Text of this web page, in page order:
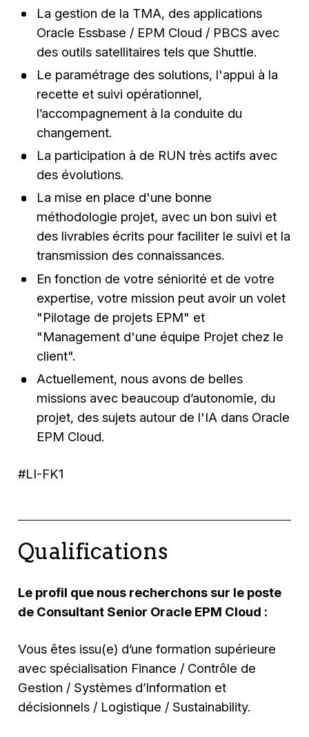
La gestion de la TMA, des applications
Oracle Essbase / EPM Cloud / PBCS avec
des outils satellitaires tels que Shuttle.
Le paramétrage des solutions, l'appui à la
recette et suivi opérationnel,
l’accompagnement à la conduite du
changement.
La participation à de RUN très actifs avec
des évolutions.
La mise en place d'une bonne
méthodologie projet, avec un bon suivi et
des livrables écrits pour faciliter le suivi et la
transmission des connaissances.
En fonction de votre séniorité et de votre
expertise, votre mission peut avoir un volet
"Pilotage de projets EPM" et
"Management d'une équipe Projet chez le
client".
Actuellement, nous avons de belles
missions avec beaucoup d’autonomie, du
projet, des sujets autour de l'IA dans Oracle
EPM Cloud.
#LI-FK1
Qualifications
Le profil que nous recherchons sur le poste
de Consultant Senior Oracle EPM Cloud :
Vous êtes issu(e) d’une formation supérieure
avec spécialisation Finance / Contrôle de
Gestion / Systèmes d’Information et
décisionnels / Logistique / Sustainability.